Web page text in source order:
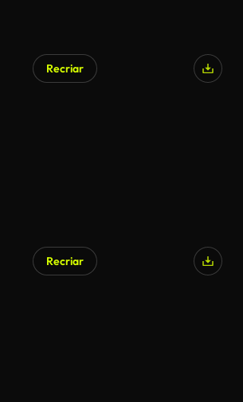
Recriar
Recriar